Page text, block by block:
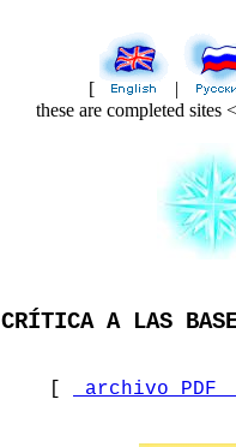
[ |
these are completed sites
CRÍTICA A LAS
archivo PDF